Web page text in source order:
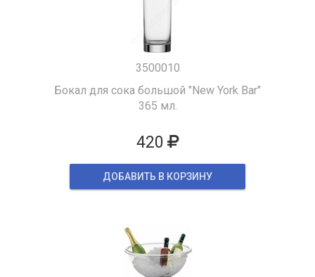
3500010
Бокал для сока большой "New York Bar"
365 мл.
420
ДОБАВИТЬ В КОРЗИНУ